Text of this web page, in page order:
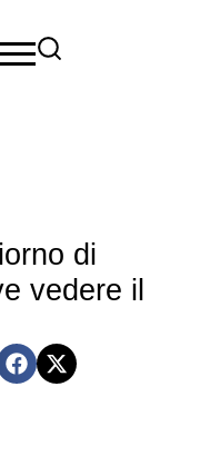
di
vedere il